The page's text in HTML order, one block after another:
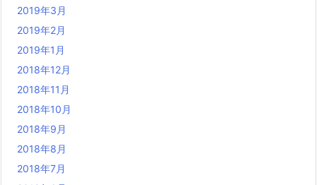
2019年3月
2019年2月
2019年1月
2018年12月
2018年11月
2018年10月
2018年9月
2018年8月
2018年7月